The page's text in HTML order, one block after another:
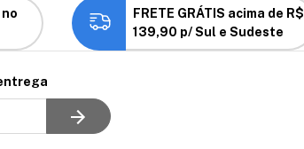
FRETE GRÁTIS acima de R$
139,90 p/ Sul e Sudeste